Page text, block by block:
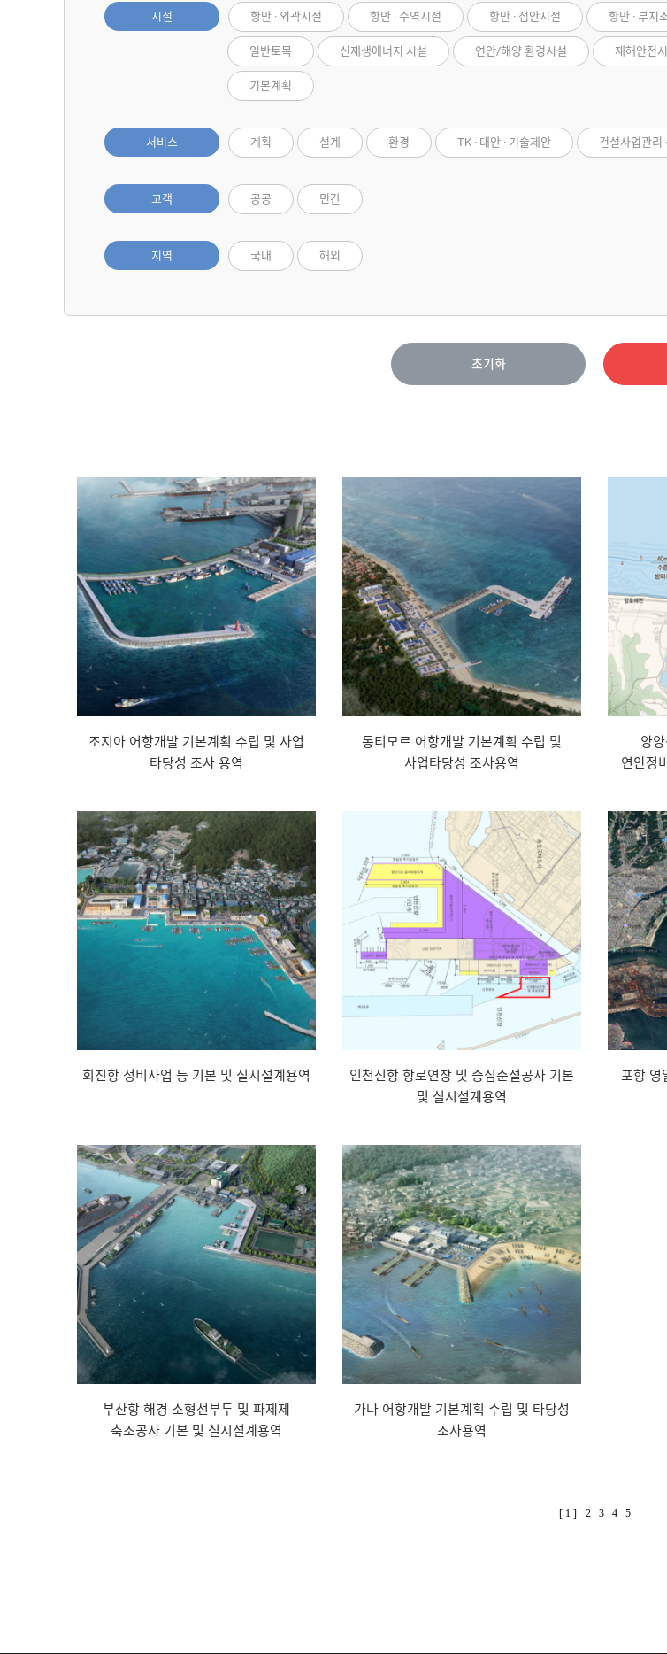
시설 항만 · 외곽시설 항만 · 수역시설 항만 · 접안시설 항만 · 부지
일반토목 신재생에너지 시설 연안/해양 환경시설 재해안전
기본계획
서비스 계획 설계 환경 TK · 대안 · 기술제안 건설사업관리
고객 공공 민간
지역 국내 해외
조지아 어항개발 기본계획 수립 및 사업
타당성 조사 용역
동티모르 어항개발 기본계획 수립 및
사업타당성 조사용역
양
연안정
회진항 정비사업 등 기본 및 실시설계용역
인천신항 항로연장 및 증심준설공사 기본
및 실시설계용역
포항 영
부산항 해경 소형선부두 및 파제제
축조공사 기본 및 실시설계용역
가나 어항개발 기본계획 수립 및 타당성
조사용역
[ 1 ] 2 3 4 5